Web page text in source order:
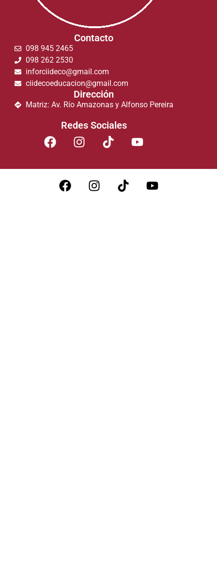
Contacto
098 945 2465
098 262 2530
inforciideco@gmail.com
ciidecoeducacion@gmail.com
Dirección
Matriz: Av. Río Amazonas y Alfonso Pereira
Redes Sociales